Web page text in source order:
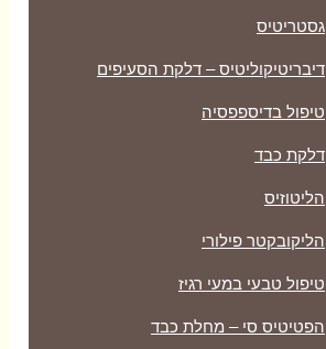
גסטריטיס
דיבריטיקוליטיס – דלקת הסעיפים
טיפול בדיספפסיה
דלקת כבד
הליטוזיס
הליקובקטר פילורי
טיפול טבעי במעי רגיז
הפטיטיס סי – מחלת כבד